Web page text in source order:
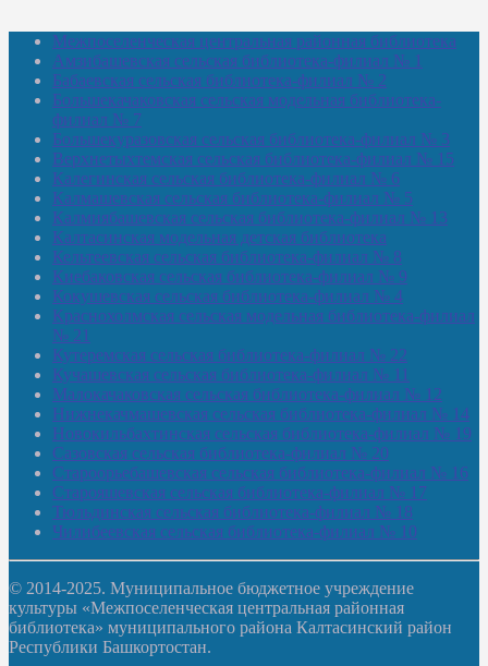
Межпоселенческая центральная районная библиотека
Амзибашевская сельская библиотека-филиал № 1
Бабаевская сельская библиотека-филиал № 2
Большекачаковская сельская модельная библиотека-
филиал № 7
Большекуразовская сельская библиотека-филиал № 3
Верхнетыхтемская сельская библиотека-филиал № 15
Калегинская сельская библиотека-филиал № 6
Калмашевская сельская библиотека-филиал № 5
Калмиябашевская сельская библиотека-филиал № 13
Калтасинская модельная детская библиотека
Кельтеевская сельская библиотека-филиал № 8
Киебаковская сельская библиотека-филиал № 9
Кокушевская сельская библиотека-филиал № 4
Краснохолмская сельская модельная библиотека-филиал
№ 21
Кутеремская сельская библиотека-филиал № 22
Кучашевская сельская библиотека-филиал № 11
Малокачаковская сельская библиотека-филиал № 12
Нижнекачмашевская сельская библиотека-филиал № 14
Новокильбахтинская сельская библиотека-филиал № 19
Сазовская сельская библиотека-филиал № 20
Староорьебашевская сельская библиотека-филиал № 16
Старояшевская сельская библиотека-филиал № 17
Тюльдинская сельская библиотека-филиал № 18
Чилибеевская сельская библиотека-филиал № 10
© 2014-2025. Муниципальное бюджетное учреждение
культуры «Межпоселенческая центральная районная
библиотека» муниципального района Калтасинский район
Республики Башкортостан.